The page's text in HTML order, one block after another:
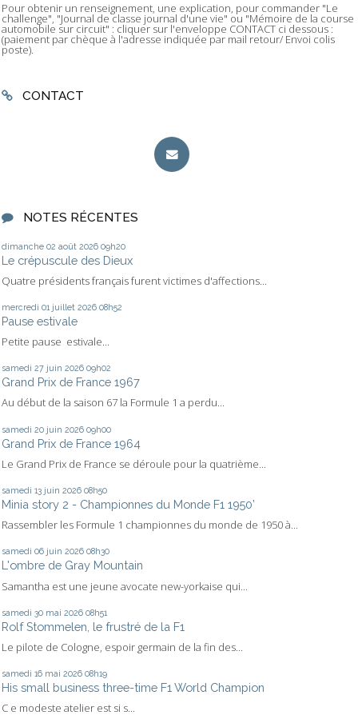
Pour obtenir un renseignement, une explication, pour commander "Le
challenge", "Journal de classe journal d'une vie" ou "Mémoire de la course
automobile sur circuit" : cliquer sur l'enveloppe CONTACT ci dessous :
(paiement par chèque à l'adresse indiquée par mail retour/ Envoi colis
poste).
CONTACT
NOTES RÉCENTES
dimanche 02 août 2026 09h20
Le crépuscule des Dieux
Quatre présidents français furent victimes d'affections...
mercredi 01 juillet 2026 08h52
Pause estivale
Petite pause estivale...
samedi 27 juin 2026 09h02
Grand Prix de France 1967
Au début de la saison 67 la Formule 1 a perdu...
samedi 20 juin 2026 09h00
Grand Prix de France 1964
Le Grand Prix de France se déroule pour la quatrième...
samedi 13 juin 2026 08h50
Minia story 2 - Championnes du Monde F1 1950’
Rassembler les Formule 1 championnes du monde de 1950 à...
samedi 06 juin 2026 08h30
L'ombre de Gray Mountain
Samantha est une jeune avocate new-yorkaise qui...
samedi 30 mai 2026 08h51
Rolf Stommelen, le frustré de la F1
Le pilote de Cologne, espoir germain de la fin des...
samedi 16 mai 2026 08h19
His small business three-time F1 World Champion
C e modeste atelier est si s...